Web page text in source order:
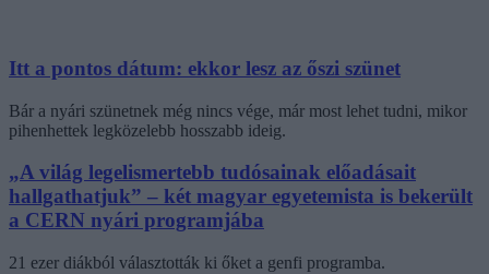
Itt a pontos dátum: ekkor lesz az őszi szünet
Bár a nyári szünetnek még nincs vége, már most lehet tudni, mikor
pihenhettek legközelebb hosszabb ideig.
„A világ legelismertebb tudósainak előadásait
hallgathatjuk” – két magyar egyetemista is bekerült
a CERN nyári programjába
21 ezer diákból választották ki őket a genfi programba.